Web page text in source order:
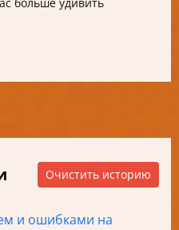
Очистить историю
и ошибками на